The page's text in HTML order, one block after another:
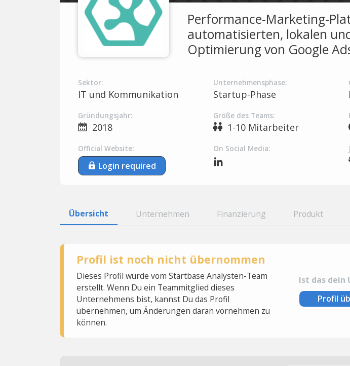
Performance-Marketing-
automatisierten, lokalen
Optimierung von Google
Sektor:
IT und Kommunikation
Unternehmensphase:
Startup-Phase
Gründungsjahr:
2018
Größe des Teams:
1-10 Mitarbeiter
Official Website:
Login required
On Social Media:
Übersicht Unternehmen Finanzierung Produkt
Profil ist noch nicht übernommen
Dieses Profil wurde vom Startbase Analysten-Team
erstellt. Wenn Du ein Teammitglied dieses
Unternehmens bist, kannst Du das Profil
übernehmen, um Änderungen daran vornehmen zu
können.
Ist das dein
Profil